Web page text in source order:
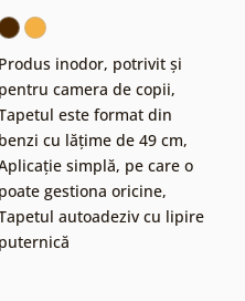
Produs inodor, potrivit și
pentru camera de copii,
este format din
benzi cu lățime de 49 cm,
simplă, pe care o
poate gestiona oricine,
autoadeziv cu lipire
puternică